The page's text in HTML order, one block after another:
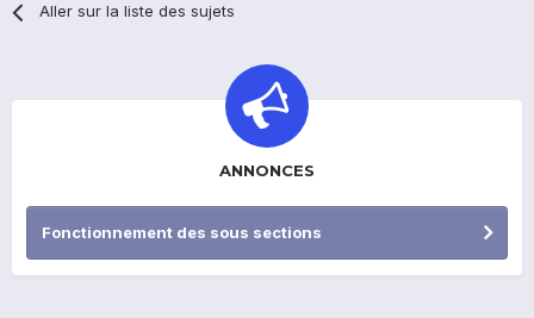
Aller sur la liste des sujets
ANNONCES
Fonctionnement des sous sections